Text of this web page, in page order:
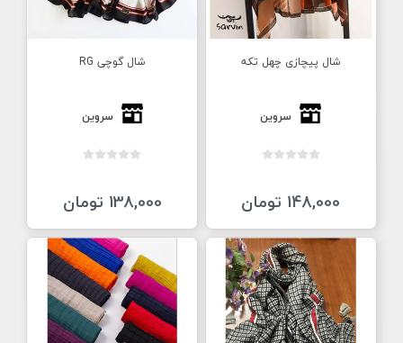
شال پیچازی چهل تکه
سروین
148,000 تومان
شال گوچی RG
سروین
138,000 تومان